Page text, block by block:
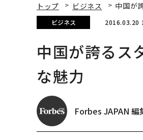
トップ ビジネス 中国が
ビジネス 2016.03.20
中国が誇るス
な魅力
Forbes JAPAN 編